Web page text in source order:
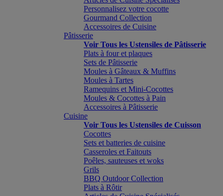
Personnalisez votre cocotte
Gourmand Collection
Accessoires de Cuisine
Pâtisserie
Voir Tous les Ustensiles de Pâtisserie
Plats à four et plaques
Sets de Pâtisserie
Moules à Gâteaux & Muffins
Moules à Tartes
Ramequins et Mini-Cocottes
Moules & Cocottes à Pain
Accessoires à Pâtisserie
Cuisine
Voir Tous les Ustensiles de Cuisson
Cocottes
Sets et batteries de cuisine
Casseroles et Faitouts
Poêles, sauteuses et woks
Grils
BBQ Outdoor Collection
Plats à Rôtir